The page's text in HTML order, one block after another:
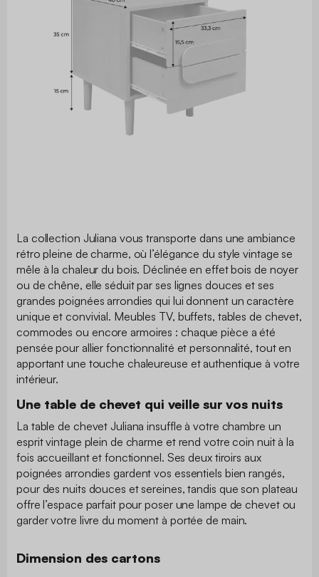
La collection Juliana vous transporte dans une ambiance
rétro pleine de charme, où l’élégance du style vintage se
mêle à la chaleur du bois. Déclinée en effet bois de noyer
ou de chêne, elle séduit par ses lignes douces et ses
grandes poignées arrondies qui lui donnent un caractère
unique et convivial. Meubles TV, buffets, tables de chevet,
commodes ou encore armoires : chaque pièce a été
pensée pour allier fonctionnalité et personnalité, tout en
apportant une touche chaleureuse et authentique à votre
intérieur.
Une table de chevet qui veille sur vos nuits
La table de chevet Juliana insuffle à votre chambre un
esprit vintage plein de charme et rend votre coin nuit à la
fois accueillant et fonctionnel. Ses deux tiroirs aux
poignées arrondies gardent vos essentiels bien rangés,
pour des nuits douces et sereines, tandis que son plateau
offre l’espace parfait pour poser une lampe de chevet ou
garder votre livre du moment à portée de main.
Dimension des cartons